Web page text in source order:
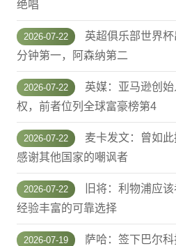
绝唱
2026-07-22
英超俱乐部世界
分钟第一，阿森纳第二
2026-07-22
英媒：亚马逊创
权，前者位列全球富豪榜第4
2026-07-22
麦卡发文：曾如
感谢其他国家的嘲讽者
2026-07-22
旧将：利物浦应
经验丰富的可靠选择
2026-07-19
萨哈：签下巴尔科